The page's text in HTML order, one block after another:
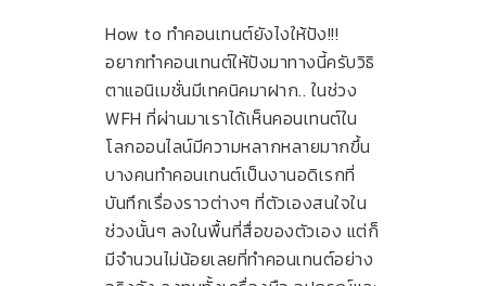
How to ทำคอนเทนต์ยังไงให้ปัง!!!
อยากทำคอนเทนต์ให้ปังมาทางนี้ครับวิธิ
ตาแอนิเมชั่นมีเทคนิคมาฝาก.. ในช่วง
WFH ที่ผ่านมาเราได้เห็นคอนเทนต์ใน
โลกออนไลน์มีความหลากหลายมากขึ้น
บางคนทำคอนเทนต์เป็นงานอดิเรกที่
บันทึกเรื่องราวต่างๆ ที่ตัวเองสนใจใน
ช่วงนั้นๆ ลงในพื้นที่สื่อของตัวเอง แต่ก็
มีจำนวนไม่น้อยเลยที่ทำคอนเทนต์อย่าง